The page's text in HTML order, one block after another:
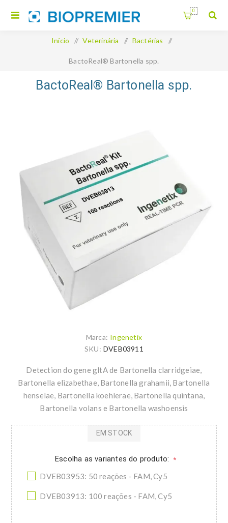
0
Início / Veterinária / Bactérias /
BactoReal® Bartonella spp.
BactoReal® Bartonella spp.
Marca: Ingenetix
SKU: DVEB03911
Detection do gene gltA de Bartonella clarridgeiae,
Bartonella elizabethae, Bartonella grahamii, Bartonella
henselae, Bartonella koehlerae, Bartonella quintana,
Bartonella volans e Bartonella washoensis
Escolha as variantes do produto: *
DVEB03953: 50 reações - FAM, Cy5
DVEB03913: 100 reações - FAM, Cy5
EM STOCK